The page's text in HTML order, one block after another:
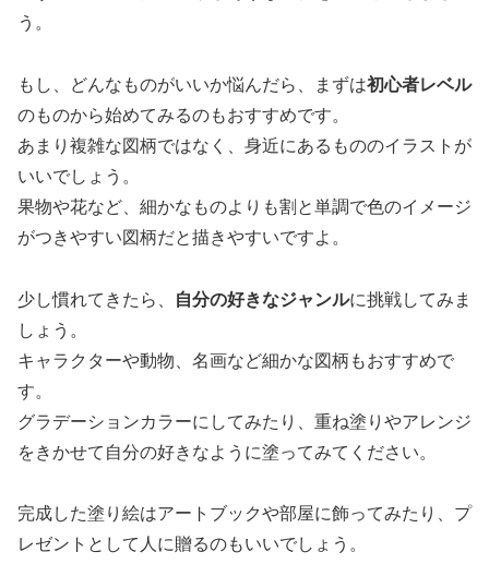
う。
もし、どんなものがいいか悩んだら、まずは初心者レベル
のものから始めてみるのもおすすめです。
あまり複雑な図柄ではなく、身近にあるもののイラストが
いいでしょう。
果物や花など、細かなものよりも割と単調で色のイメージ
がつきやすい図柄だと描きやすいですよ。
少し慣れてきたら、 自分の好きなジャンルに挑戦してみま
しょう。
キャラクターや動物、名画など細かな図柄もおすすめで
す。
グラデーションカラーにしてみたり、重ね塗りやアレンジ
をきかせて自分の好きなように塗ってみてください。
完成した塗り絵はアートブックや部屋に飾ってみたり、プ
レゼントとして人に贈るのもいいでしょう。